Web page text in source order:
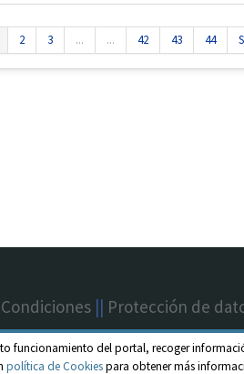
funcionamiento del portal, recoger
política de Cookiespara obtener más
2 3 ... ... 42 43 44
|| Protección de